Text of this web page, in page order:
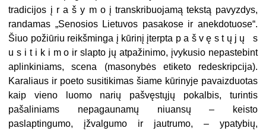
tradicijos į r a š y m o į tran­skribuojamą tekstą pavyzdys,
randamas „Senosios Lietuvos pasakose ir anekdotuose“.
Šiuo požiūriu reikšminga į kūrinį įterpta p a š v ę s t ų j ų s
u s i t i k i m o ir slapto jų atpažinimo, įvykusio nepastebint
aplinkiniams, scena (masonybės etiketo redeskripcija).
Karaliaus ir poeto susitikimas šiame kūrinyje pavaizduotas
kaip vieno luomo narių pašvęs­tųjų pokalbis, turintis
pašaliniams nepagaunamų niuansų – keisto
paslaptingumo, įžvalgu­mo ir jautrumo, – ypatybių,